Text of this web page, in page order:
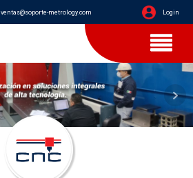
ventas@soporte-metrology.com Login